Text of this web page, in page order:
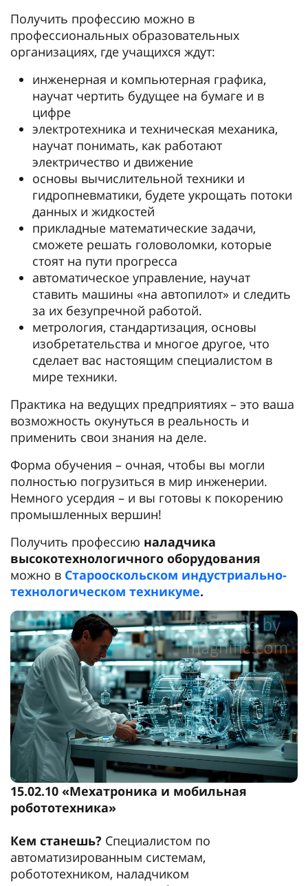
Получить профессию можно в
профессиональных образовательных
организациях, где учащихся ждут:
инженерная и компьютерная графика,
научат чертить будущее на бумаге и в
цифре
электротехника и техническая механика,
научат понимать, как работают
электричество и движение
основы вычислительной техники и
гидропневматики, будете укрощать потоки
данных и жидкостей
прикладные математические задачи,
сможете решать головоломки, которые
стоят на пути прогресса
автоматическое управление, научат
ставить машины «на автопилот» и следить
за их безупречной работой.
метрология, стандартизация, основы
изобретательства и многое другое, что
сделает вас настоящим специалистом в
мире техники.
Практика на ведущих предприятиях – это ваша
возможность окунуться в реальность и
применить свои знания на деле.
Форма обучения – очная, чтобы вы могли
полностью погрузиться в мир инженерии.
Немного усердия – и вы готовы к покорению
промышленных вершин!
Получить профессию наладчика
высокотехнологичного оборудования
можно в Старооскольском индустриально-
технологическом техникуме.
15.02.10 «Мехатроника и мобильная
робототехника»
Кем станешь? Специалистом по
автоматизированным системам,
робототехником, наладчиком